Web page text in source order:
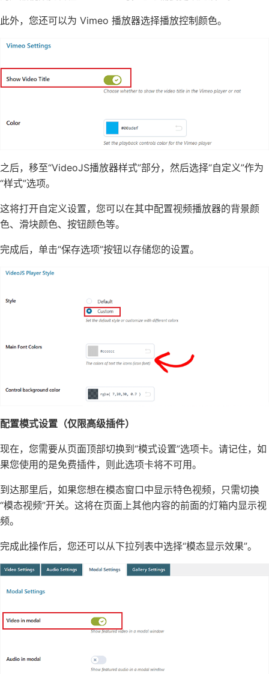
此外，您还可以为 Vimeo 播放器选择播放控制颜色。
之后，移至“VideoJS播放器样式”部分，然后选择“自定义”作为
“样式”选项。
这将打开自定义设置，您可以在其中配置视频播放器的背景颜
色、滑块颜色、按钮颜色等。
完成后，单击“保存选项”按钮以存储您的设置。
配置模式设置（仅限高级插件）
现在，您需要从页面顶部切换到“模式设置”选项卡。请记住，如
果您使用的是免费插件，则此选项卡将不可用。
到达那里后，如果您想在模态窗口中显示特色视频，只需切换
“模态视频”开关。这将在页面上其他内容的前面的灯箱内显示视
频。
完成此操作后，您还可以从下拉列表中选择“模态显示效果”。